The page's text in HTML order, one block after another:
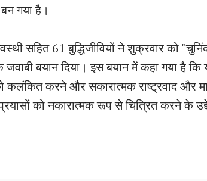
गया है।
सहित 61 बुद्धिजीवियों ने शुक्रवार को
बयान दिया। इस बयान में कहा गया है कि
कलंकित करने और सकारात्मक राष्ट्रवाद और
को नकारात्मक रूप से चित्रित करने के